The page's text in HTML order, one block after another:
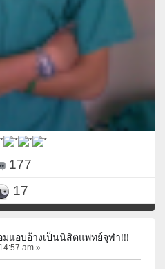
177
17
แอบอ้างเป็นนิสิตแพทย์จุฬา!!!
am »